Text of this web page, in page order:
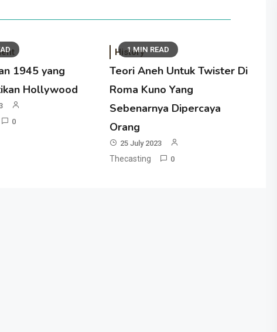
1945 yang
Hollywood
0
1 MIN READ
History
Teori Aneh Untuk Twister Di
Roma Kuno Yang
Sebenarnya Dipercaya
Orang
25 July 2023
Thecasting 0